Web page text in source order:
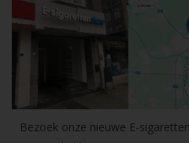
Bezoek onze nieuwe E-